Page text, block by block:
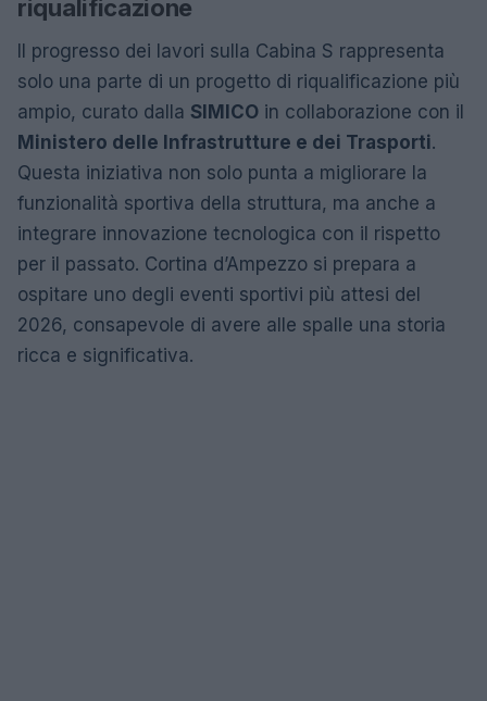
riqualificazione
Il progresso dei lavori sulla Cabina S rappresenta
solo una parte di un progetto di riqualificazione più
ampio, curato dalla SIMICO in collaborazione con il
Ministero delle Infrastrutture e dei Trasporti.
Questa iniziativa non solo punta a migliorare la
funzionalità sportiva della struttura, ma anche a
integrare innovazione tecnologica con il rispetto
per il passato. Cortina d’Ampezzo si prepara a
ospitare uno degli eventi sportivi più attesi del
2026, consapevole di avere alle spalle una storia
ricca e significativa.